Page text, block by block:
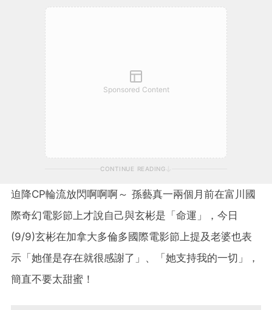
Sponsored Content
CONTINUE READING
迫降CP輪流放閃啊啊啊～ 孫藝真一兩個月前在富川國
際奇幻電影節上才說自己與玄彬是「命運」，今日
(9/9)玄彬在加拿大多倫多國際電影節上提及老婆也表
示「她僅是存在就很感謝了」、「她支持我的一切」，
簡直不要太甜蜜！